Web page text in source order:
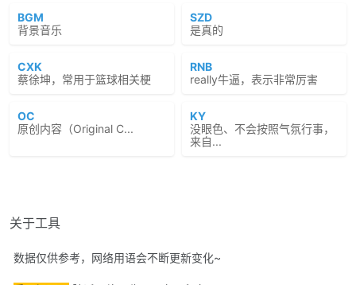
BGM
背景音乐
SZD
是真的
CXK
蔡徐坤，常用于篮球相关梗
RNB
really牛逼，表示非常厉害
OC
原创内容（Original C...
KY
没眼色、不会按照气氛行事，
来自...
关于工具
数据仅供参考，网络用语会不断更新变化~